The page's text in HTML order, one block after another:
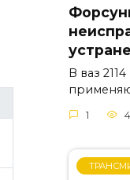
В ваз
1